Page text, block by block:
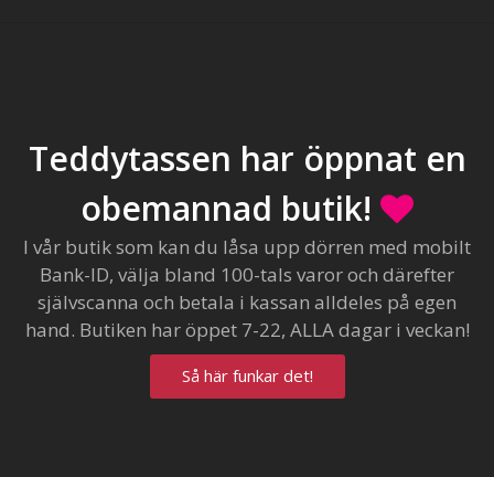
Teddytassen har öppnat en
obemannad butik!
I vår butik som kan du låsa upp dörren med mobilt
Bank-ID, välja bland 100-tals varor och därefter
självscanna och betala i kassan alldeles på egen
hand. Butiken har öppet 7-22, ALLA dagar i veckan!
Så här funkar det!